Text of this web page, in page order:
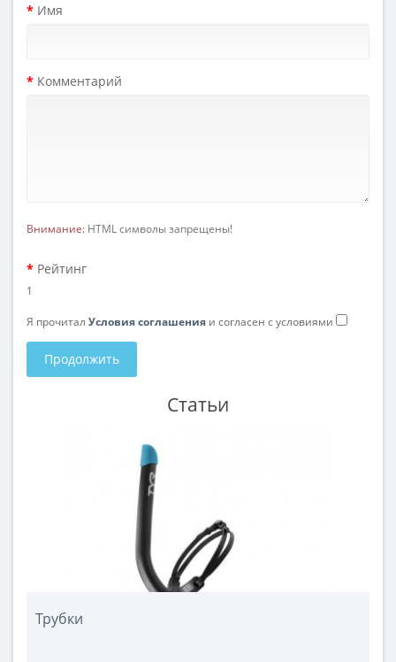
Имя
Комментарий
Внимание: HTML символы запрещены!
Рейтинг
1
Я прочитал Условия соглашения и согласен с условиями
Продолжить
Статьи
Трубки